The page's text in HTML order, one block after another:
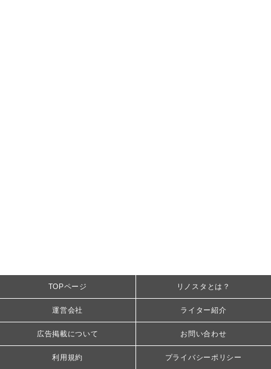
TOPページ リノスタとは？
運営会社 ライター紹介
広告掲載について お問い合わせ
利用規約 プライバシーポリシー